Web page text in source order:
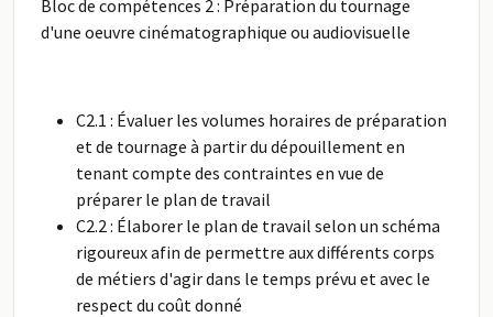
Bloc de compétences 2 : Préparation du tournage
d'une oeuvre cinématographique ou audiovisuelle
C2.1 : Évaluer les volumes horaires de préparation
et de tournage à partir du dépouillement en
tenant compte des contraintes en vue de
préparer le plan de travail
C2.2 : Élaborer le plan de travail selon un schéma
rigoureux afin de permettre aux différents corps
de métiers d'agir dans le temps prévu et avec le
respect du coût donné